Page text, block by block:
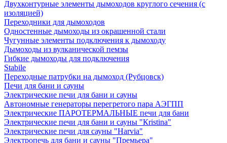
Двухконтурные элементы дымоходов круглого сечения (с
изоляцией)
Переходники для дымоходов
Одностенные дымоходы из окрашенной стали
Чугунные элементы подключения к дымоходу
Дымоходы из вулканической пемзы
Гибкие дымоходы для подключения
Stabile
Переходные патрубки на дымоход (Рубцовск)
Печи для бани и сауны
Электрические печи для бани и сауны
Автономные генераторы перегретого пара АЭГПП
Электрические ПАРОТЕРМАЛЬНЫЕ печи для бани
Электрические печи для бани и сауны "Кristina"
Электрические печи для сауны "Harvia"
Электропечь для бани и сауны "Премьера"